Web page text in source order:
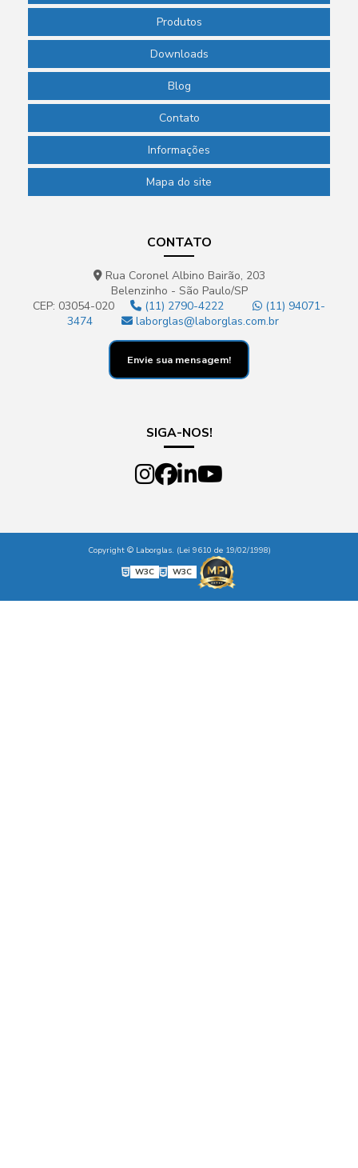
Produtos
Downloads
Blog
Contato
Informações
Mapa do site
CONTATO
Rua Coronel Albino Bairão, 203
Belenzinho - São Paulo/SP
CEP: 03054-020
(11) 2790-4222
(11) 94071-
3474
laborglas@laborglas.com.br
Envie sua mensagem!
SIGA-NOS!
Copyright © Laborglas. (Lei 9610 de 19/02/1998)
W3C
W3C